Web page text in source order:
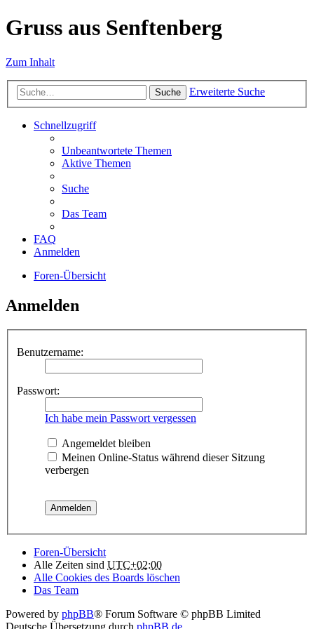
Gruss aus Senftenberg
Zum Inhalt
Suche Erweiterte Suche
Schnellzugriff
Unbeantwortete Themen
Aktive Themen
Suche
Das Team
FAQ
Anmelden
Foren-Übersicht
Anmelden
Benutzername:
Passwort:
Ich habe mein Passwort vergessen
Angemeldet bleiben
Meinen Online-Status während dieser Sitzung
verbergen
Foren-Übersicht
Alle Zeiten sind UTC+02:00
Alle Cookies des Boards löschen
Das Team
Powered by phpBB® Forum Software © phpBB Limited
Deutsche Übersetzung durch phpBB.de